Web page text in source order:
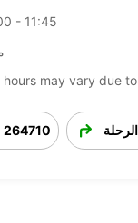
- 11:45
may vary due
264710